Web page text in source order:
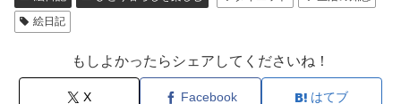
絵日記
もしよかったらシェアしてくださいね！
X Facebook はてブ